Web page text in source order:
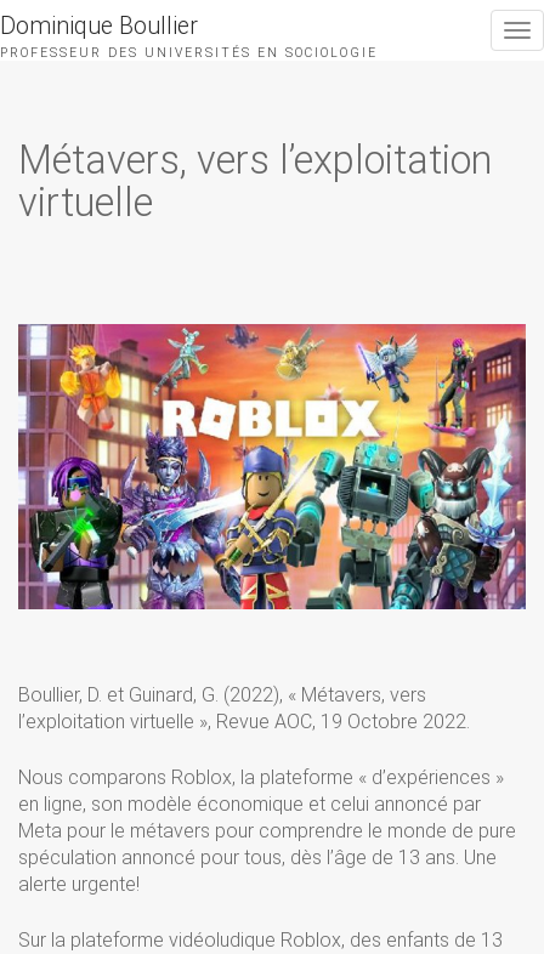
Dominique Boullier
PROFESSEUR DES UNIVERSITÉS EN SOCIOLOGIE
Métavers, vers l’exploitation
virtuelle
Boullier, D. et Guinard, G. (2022), « Métavers, vers
l’exploitation virtuelle », Revue AOC, 19 Octobre 2022.
Nous comparons Roblox, la plateforme « d’expériences »
en ligne, son modèle économique et celui annoncé par
Meta pour le métavers pour comprendre le monde de pure
spéculation annoncé pour tous, dès l’âge de 13 ans. Une
alerte urgente!
Sur la plateforme vidéoludique Roblox, des enfants de 13